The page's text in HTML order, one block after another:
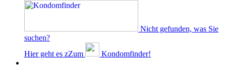
Nicht gefunden, was Sie
suchen?
Hier geht es zZum
Kondomfinder!